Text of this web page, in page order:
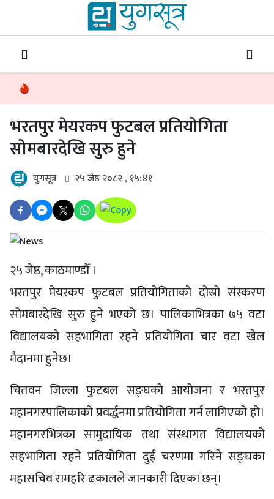
भरतपुर मेयरकप फुटबल प्रतियोगिता
सोमबारदेखि सुरु हुने
युगसूत्र २५ जेष्ठ २०८२ , १५:४१
२५ जेष्ठ, काठमाण्डौँ ।
भरतपुर मेयरकप फुटबल प्रतियोगिताको दोस्रो संस्करण
सोमबारदेखि सुरु हुने भएको छ। पालिकाभित्रका ७५ वटा
विद्यालयको सहभागिता रहने प्रतियोगिता चार वटा खेल
मैदानमा हुनेछ।
चितवन जिल्ला फुटबल सङ्घको आयोजना र भरतपुर
महानगरपालिकाको प्रवर्द्धनमा प्रतियोगिता गर्न लागिएको हो।
महानगरभित्रका सामुदायिक तथा संस्थागत विद्यालयको
सहभागिता रहने प्रतियोगिता दुई चरणमा गरिने सङ्घका
महासचिव रामहरि ढकालले जानकारी दिएका छन्।